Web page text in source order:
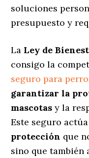
soluciones
presupuesto y
La Ley de
consigo la
seguro para
garantizar la
mascotas y la
Este seguro
protección que
sino que también